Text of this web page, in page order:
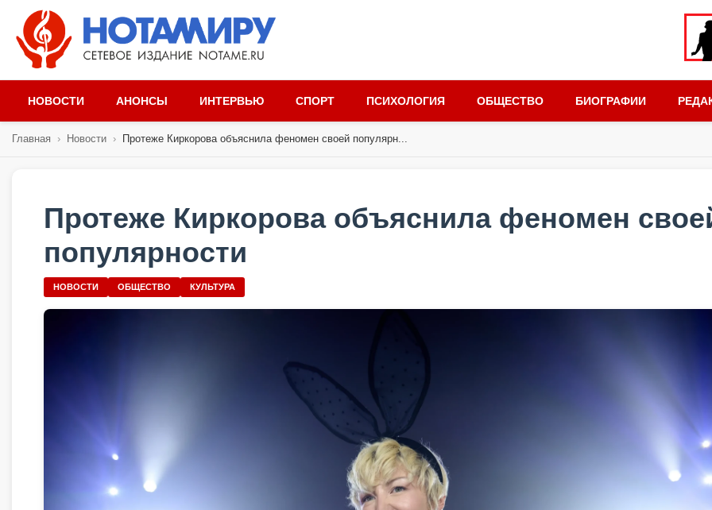
НОВОСТИ АНОНСЫ ИНТЕРВЬЮ СПОРТ ПСИХОЛОГИЯ ОБЩЕСТВО БИОГРАФИИ
Главная › Новости › Протеже Киркорова объяснила феномен своей популярн...
Протеже Киркорова объяснила феномен
популярности
НОВОСТИ ОБЩЕСТВО КУЛЬТУРА